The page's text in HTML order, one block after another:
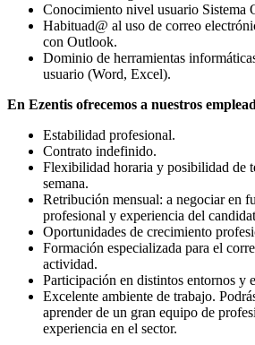
Conocimiento nivel usuario Sistema
Habituad@ al uso de correo
con Outlook.
Dominio de herramientas
usuario (Word, Excel).
En Ezentis ofrecemos a nuestros
Estabilidad profesional.
Contrato indefinido.
Flexibilidad horaria y posibilidad de
semana.
Retribución mensual: a negociar en
profesional y experiencia del
Oportunidades de crecimiento
Formación especializada para el
actividad.
Participación en distintos entornos y
Excelente ambiente de trabajo.
aprender de un gran equipo de
experiencia en el sector.